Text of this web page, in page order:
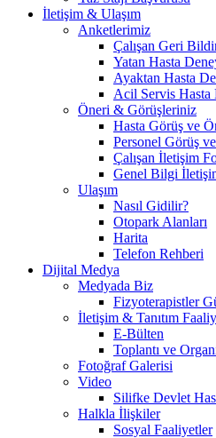
İletişim & Ulaşım
Anketlerimiz
Çalışan Geri
Yatan Hasta
Ayaktan Hasta
Acil Servis
Öneri & Görüşleriniz
Hasta Görüş ve
Personel Görüş
Çalışan İletişim
Genel Bilgi
Ulaşım
Nasıl Gidilir?
Otopark Alanları
Harita
Telefon Rehberi
Dijital Medya
Medyada Biz
Fizyoterapistler
İletişim & Tanıtım
E-Bülten
Toplantı ve
Fotoğraf Galerisi
Video
Silifke Devlet
Halkla İlişkiler
Sosyal Faaliyetler